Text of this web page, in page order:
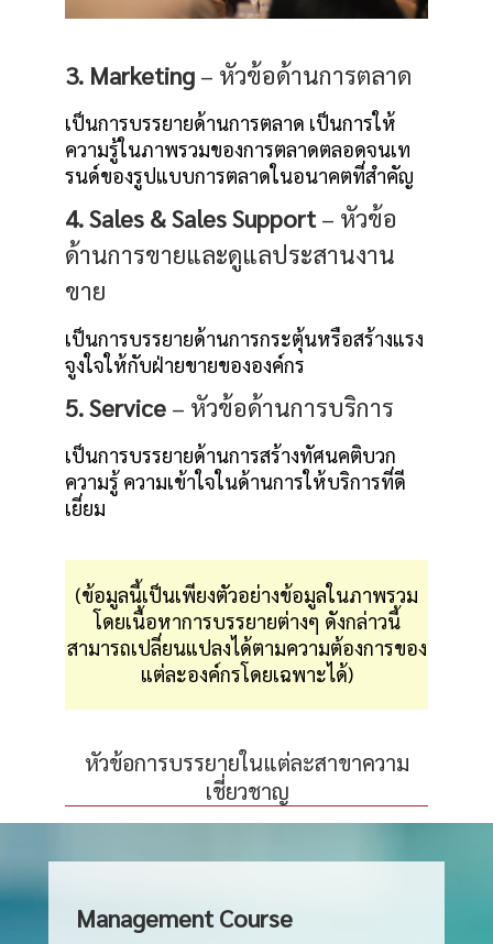
3. Marketing – หัวข้อด้านการตลาด
เป็นการบรรยายด้านการตลาด เป็นการให้
ความรู้ในภาพรวมของการตลาดตลอดจนเท
รนด์ของรูปแบบการตลาดในอนาคตที่สำคัญ
4. Sales & Sales Support – หัวข้อ
ด้านการขายและดูแลประสานงาน
ขาย
เป็นการบรรยายด้านการกระตุ้นหรือสร้างแรง
จูงใจให้กับฝ่ายขายขององค์กร
5. Service – หัวข้อด้านการบริการ
เป็นการบรรยายด้านการสร้างทัศนคติบวก
ความรู้ ความเข้าใจในด้านการให้บริการที่ดี
เยี่ยม
(ข้อมูลนี้เป็นเพียงตัวอย่างข้อมูลในภาพรวม
โดยเนื้อหาการบรรยายต่างๆ ดังกล่าวนี้
สามารถเปลี่ยนแปลงได้ตามความต้องการของ
แต่ละองค์กรโดยเฉพาะได้)
หัวข้อการบรรยายในแต่ละสาขาความ
เชี่ยวชาญ
Management Course